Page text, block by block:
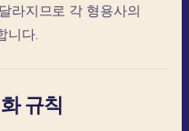
달라지므로 각 형용사의
니다.
규칙